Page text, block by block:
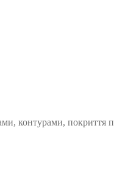
контурами, покриття